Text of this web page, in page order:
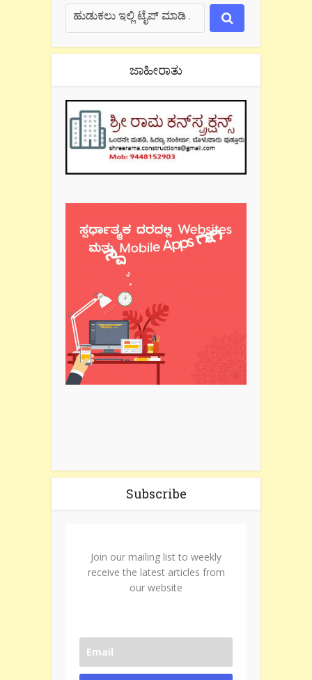
ಜಾಹೀರಾತು
Subscribe
Join our mailing list to weekly
receive the latest articles from
our website